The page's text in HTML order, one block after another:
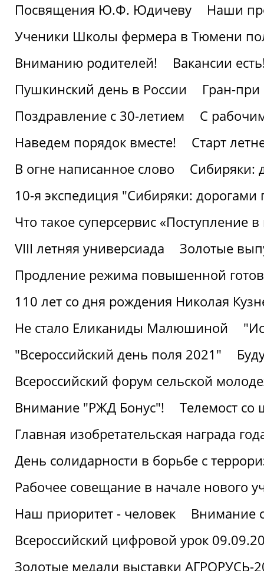
Посвящения Ю.Ф. Юдичеву
Наши
Ученики Школы фермера в Тюмени
Вниманию родителей!
Вакансии
Пушкинский день в России
Гран-
Поздравление с 30-летием
С
Наведем порядок вместе!
Старт
В огне написанное слово
Сибиряки:
10-я экспедиция "Сибиряки: дорогами
Что такое суперсервис «Поступление
VIII летняя универсиада
Золотые
Продление режима повышенной
110 лет со дня рождения Николая
Не стало Еликаниды Малюшиной
"Всероссийский день поля 2021"
Всероссийский форум сельской
Внимание "РЖД Бонус"!
Телемост
Главная изобретательская награда
День солидарности в борьбе с
Рабочее совещание в начале нового
Наш приоритет - человек
Внимание
Всероссийский цифровой урок
Золотые медали выставки АГРОРУСЬ-